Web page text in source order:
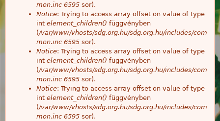
mon.inc 6595 sor).
Notice: Trying to access array offset on value of type
int element_children() függvényben
(/var/www/vhosts/sdg.org.hu/sdg.org.hu/includes/com
mon.inc 6595 sor).
Notice: Trying to access array offset on value of type
int element_children() függvényben
(/var/www/vhosts/sdg.org.hu/sdg.org.hu/includes/com
mon.inc 6595 sor).
Notice: Trying to access array offset on value of type
int element_children() függvényben
(/var/www/vhosts/sdg.org.hu/sdg.org.hu/includes/com
mon.inc 6595 sor).